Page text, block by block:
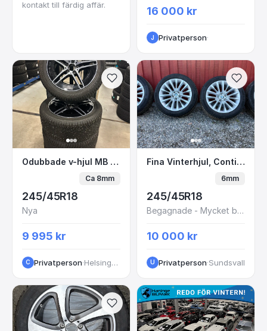
kontakt till färdig affär.
16 000 kr
J Privatperson·
Odubbade v-hjul MB AMG alu till CLE-klass
Odubbade v-hjul MB AMG alu till CLE-klass
Ca 8mm
245/45R18
Nya
9 995 kr
C Privatperson· Helsingborg
Fina Vinterhjul, Fina Vinterhjul, Continental Vikingcontact 7
6mm
245/45R18
Begagnade - Mycket bra skick
10 000 kr
U Privatperson·Sundsvall